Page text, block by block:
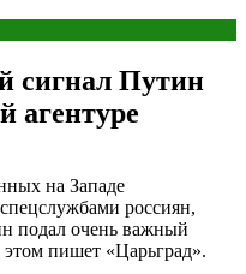
сигнал Путин
агентуре
на Западе
россиян,
подал очень важный
пишет «Царьград».